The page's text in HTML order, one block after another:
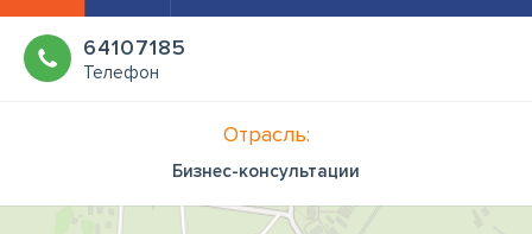
64107185
Телефон
Отрасль:
Бизнес-консультации